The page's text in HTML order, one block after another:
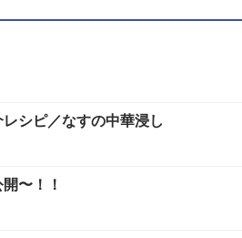
シピ／なすの中華浸し
〜！！